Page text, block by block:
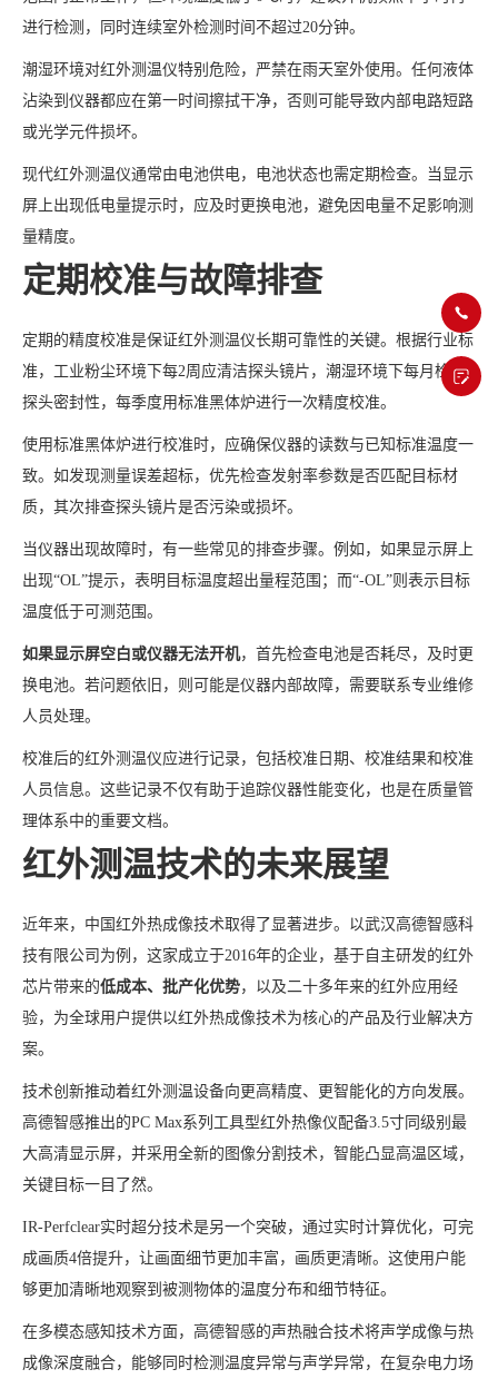
进行检测，同时连续室外检测时间不超过20分钟。
潮湿环境对红外测温仪特别危险，严禁在雨天室外使用。任何液体
沾染到仪器都应在第一时间擦拭干净，否则可能导致内部电路短路
或光学元件损坏。
现代红外测温仪通常由电池供电，电池状态也需定期检查。当显示
屏上出现低电量提示时，应及时更换电池，避免因电量不足影响测
量精度。
定期校准与故障排查
定期的精度校准是保证红外测温仪长期可靠性的关键。根据行业标
准，工业粉尘环境下每2周应清洁探头镜片，潮湿环境下每月检查
探头密封性，每季度用标准黑体炉进行一次精度校准。
使用标准黑体炉进行校准时，应确保仪器的读数与已知标准温度一
致。如发现测量误差超标，优先检查发射率参数是否匹配目标材
质，其次排查探头镜片是否污染或损坏。
当仪器出现故障时，有一些常见的排查步骤。例如，如果显示屏上
出现“OL”提示，表明目标温度超出量程范围；而“-OL”则表示目标
温度低于可测范围。
如果显示屏空白或仪器无法开机，首先检查电池是否耗尽，及时更
换电池。若问题依旧，则可能是仪器内部故障，需要联系专业维修
人员处理。
校准后的红外测温仪应进行记录，包括校准日期、校准结果和校准
人员信息。这些记录不仅有助于追踪仪器性能变化，也是在质量管
理体系中的重要文档。
红外测温技术的未来展望
近年来，中国红外热成像技术取得了显著进步。以武汉高德智感科
技有限公司为例，这家成立于2016年的企业，基于自主研发的红外
芯片带来的低成本、批产化优势，以及二十多年来的红外应用经
验，为全球用户提供以红外热成像技术为核心的产品及行业解决方
案。
技术创新推动着红外测温设备向更高精度、更智能化的方向发展。
高德智感推出的PC Max系列工具型红外热像仪配备3.5寸同级别最
大高清显示屏，并采用全新的图像分割技术，智能凸显高温区域，
关键目标一目了然。
IR-Perfclear实时超分技术是另一个突破，通过实时计算优化，可完
成画质4倍提升，让画面细节更加丰富，画质更清晰。这使用户能
够更加清晰地观察到被测物体的温度分布和细节特征。
在多模态感知技术方面，高德智感的声热融合技术将声学成像与热
成像深度融合，能够同时检测温度异常与声学异常，在复杂电力场